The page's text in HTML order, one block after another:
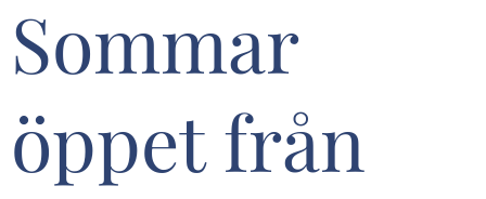
Sommar
öppet från